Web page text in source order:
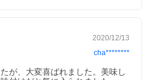
2020/12/13
cha********
が、大変喜ばれました。美味し